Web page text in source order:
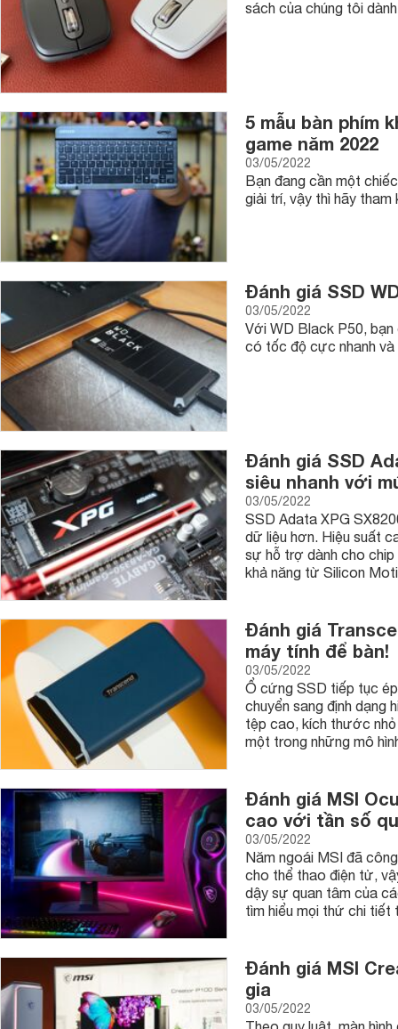
sách của chúng tôi
5 mẫu bàn phím
game năm 2022
03/05/2022
Bạn đang cần một
giải trí, vậy thì hãy
Đánh giá SSD
03/05/2022
Với WD Black P50,
có tốc độ cực nhanh
Đánh giá SSD
siêu nhanh với
03/05/2022
SSD Adata XPG
dữ liệu hơn. Hiệu suất
sự hỗ trợ dành cho
khả năng từ Silicon
Đánh giá
máy tính để bàn!
03/05/2022
Ổ cứng SSD tiếp tục
chuyển sang định dạng
tệp cao, kích thước
một trong những mô
Đánh giá MSI
cao với tần số
03/05/2022
Năm ngoái MSI đã
cho thể thao điện tử,
dậy sự quan tâm của
tìm hiểu mọi thứ chi tiết
Đánh giá MSI
gia
03/05/2022